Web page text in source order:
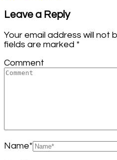
Leave a Reply
Your email address will not
fields are marked *
Comment
Name*